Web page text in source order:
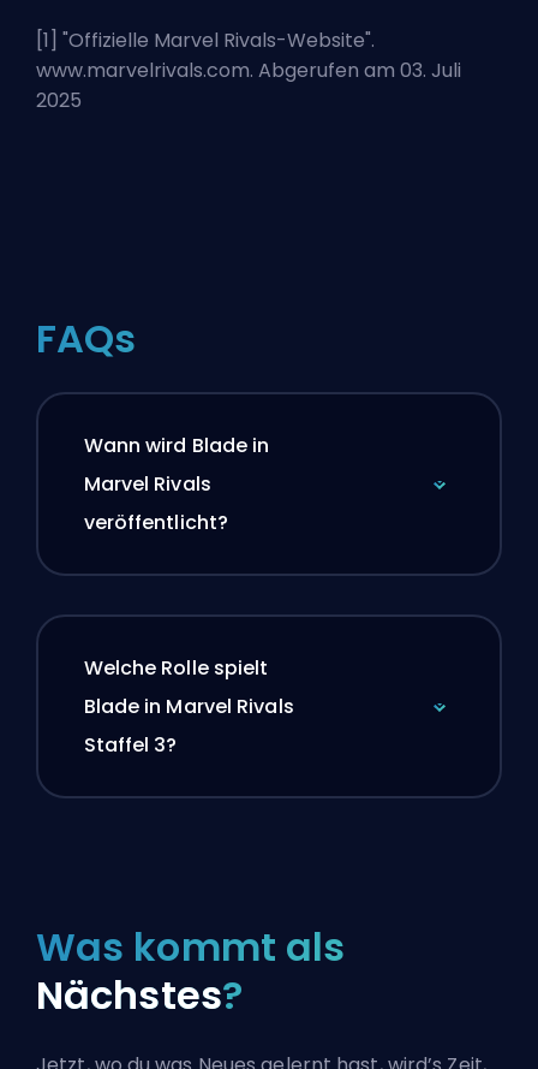
[1] "Offizielle Marvel Rivals-Website".
www.marvelrivals.com. Abgerufen am 03. Juli
2025
FAQs
Wann wird Blade in
Marvel Rivals
veröffentlicht?
Welche Rolle spielt
Blade in Marvel Rivals
Staffel 3?
Was kommt als
Nächstes?